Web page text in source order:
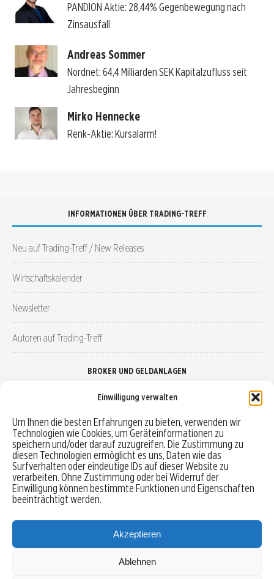
Einwilligung verwalten
Um Ihnen die besten Erfahrungen zu bieten, verwenden wir
Technologien wie Cookies, um Geräteinformationen zu
speichern und/oder darauf zuzugreifen. Die Zustimmung zu
diesen Technologien ermöglicht es uns, Daten wie das
Surfverhalten oder eindeutige IDs auf dieser Website zu
verarbeiten. Ohne Zustimmung oder bei Widerruf der
Einwilligung können bestimmte Funktionen und Eigenschaften
beeinträchtigt werden.
Akzeptieren
Ablehnen
PANDION Aktie: 28,44% Gegenbewegung nach
Zinsausfall
Andreas Sommer
Nordnet: 64,4 Milliarden SEK Kapitalzufluss seit
Jahresbeginn
Mirko Hennecke
Renk-Aktie: Kursalarm!
INFORMATIONEN ÜBER TRADING-TREFF
Neu auf Trading-Treff / New Releases
Wirtschaftskalender
Newsletter
Autoren auf Trading-Treff
BROKER UND GELDANLAGEN
Robo-Advisor vergleichen
Depotvergleich
Festgeld vergleichen
Tagesgeld vergleichen